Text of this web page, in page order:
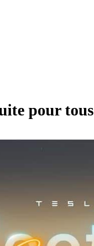
pour tous